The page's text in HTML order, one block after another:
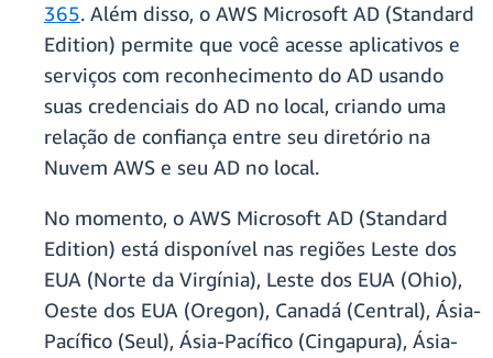
365. Além disso, o AWS Microsoft AD (Standard
Edition) permite que você acesse aplicativos e
serviços com reconhecimento do AD usando
suas credenciais do AD no local, criando uma
relação de confiança entre seu diretório na
Nuvem AWS e seu AD no local.
No momento, o AWS Microsoft AD (Standard
Edition) está disponível nas regiões Leste dos
EUA (Norte da Virgínia), Leste dos EUA (Ohio),
Oeste dos EUA (Oregon), Canadá (Central), Ásia-
Pacífico (Seul), Ásia-Pacífico (Cingapura), Ásia-